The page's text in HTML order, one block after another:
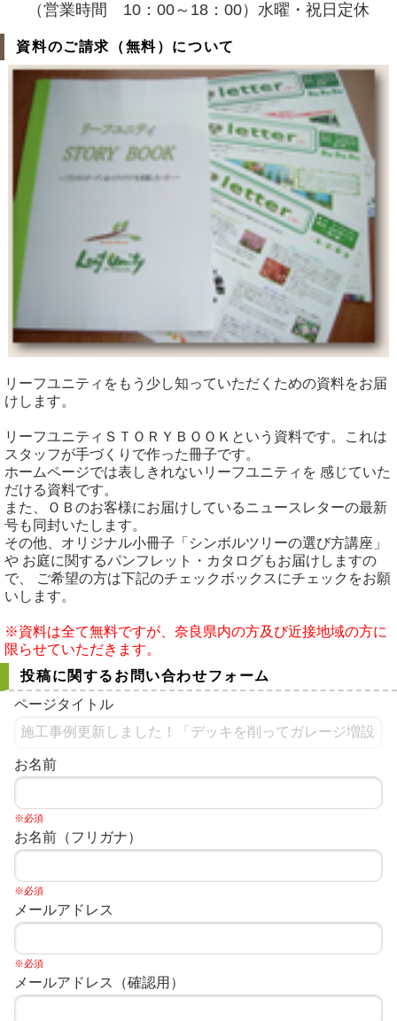
（営業時間 10：00～18：00）水曜・祝日定休
資料のご請求（無料）について
リーフユニティをもう少し知っていただくための資料をお届
けします。
リーフユニティＳＴＯＲＹＢＯＯＫという資料です。これは
スタッフが手づくりで作った冊子です。
ホームページでは表しきれないリーフユニティを 感じていた
だける資料です。
また、ＯＢのお客様にお届けしているニュースレターの最新
号も同封いたします。
その他、オリジナル小冊子「シンボルツリーの選び方講座」
や お庭に関するパンフレット・カタログもお届けしますの
で、 ご希望の方は下記のチェックボックスにチェックをお願
いします。
※資料は全て無料ですが、奈良県内の方及び近接地域の方に
限らせていただきます。
投稿に関するお問い合わせフォーム
ページタイトル
お名前
※必須
お名前（フリガナ）
※必須
メールアドレス
※必須
メールアドレス（確認用）